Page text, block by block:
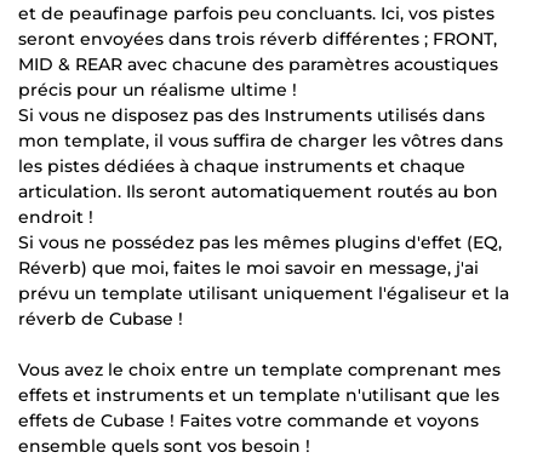
et de peaufinage parfois peu concluants. Ici, vos pistes
seront envoyées dans trois réverb différentes ; FRONT,
MID & REAR avec chacune des paramètres acoustiques
précis pour un réalisme ultime !
Si vous ne disposez pas des Instruments utilisés dans
mon template, il vous suffira de charger les vôtres dans
les pistes dédiées à chaque instruments et chaque
articulation. Ils seront automatiquement routés au bon
endroit !
Si vous ne possédez pas les mêmes plugins d'effet (EQ,
Réverb) que moi, faites le moi savoir en message, j'ai
prévu un template utilisant uniquement l'égaliseur et la
réverb de Cubase !
Vous avez le choix entre un template comprenant mes
effets et instruments et un template n'utilisant que les
effets de Cubase ! Faites votre commande et voyons
ensemble quels sont vos besoin !